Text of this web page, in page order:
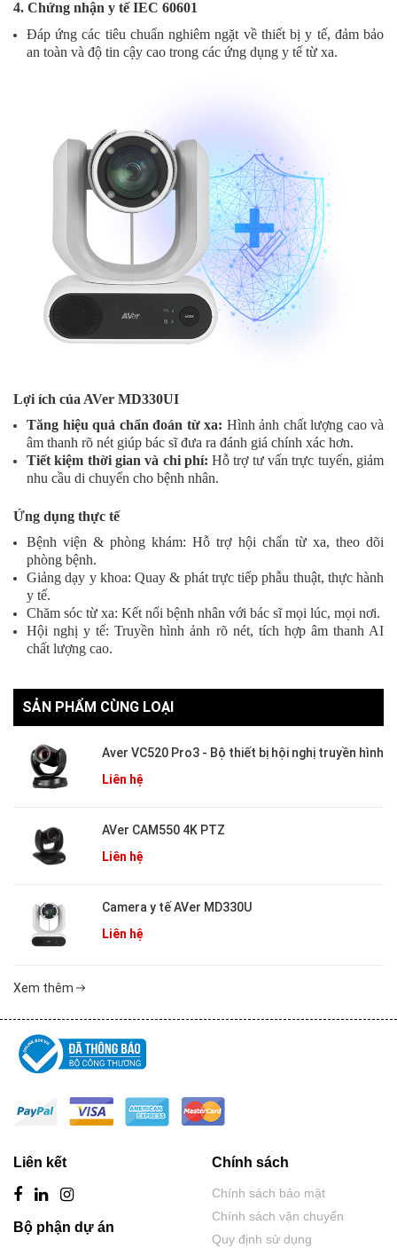
4. Chứng nhận y tế IEC 60601
Đáp ứng các tiêu chuẩn nghiêm ngặt về thiết bị y tế, đảm bảo
an toàn và độ tin cậy cao trong các ứng dụng y tế từ xa.
Lợi ích của AVer MD330UI
Tăng hiệu quả chẩn đoán từ xa: Hình ảnh chất lượng cao và
âm thanh rõ nét giúp bác sĩ đưa ra đánh giá chính xác hơn.
Tiết kiệm thời gian và chi phí:Hỗ trợ tư vấn trực tuyến, giảm
nhu cầu di chuyển cho bệnh nhân.
Ứng dụng thực tế
Bệnh viện & phòng khám: Hỗ trợ hội chẩn từ xa, theo dõi
phòng bệnh.
Giảng dạy y khoa: Quay & phát trực tiếp phẫu thuật, thực hành
y tế.
Chăm sóc từ xa: Kết nối bệnh nhân với bác sĩ mọi lúc, mọi nơi.
Hội nghị y tế: Truyền hình ảnh rõ nét, tích hợp âm thanh AI
chất lượng cao.
SẢN PHẨM CÙNG LOẠI
Aver VC520 Pro3 - Bộ thiết bị hội nghị truyền hình
Liên hệ
AVer CAM550 4K PTZ
Liên hệ
Camera y tế AVer MD330U
Liên hệ
Xem thêm
Liên kết
Bộ phận dự án
Chính sách
Chính sách bảo mật
Chính sách vận chuyển
Quy định sử dụng